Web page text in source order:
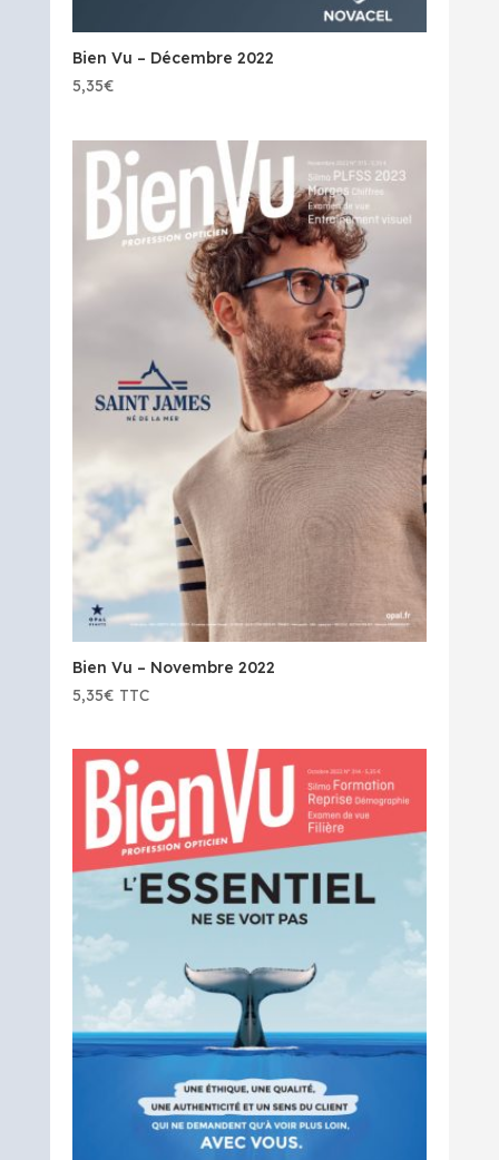
Bien Vu – Décembre 2022
5,35€
Bien Vu – Novembre 2022
5,35€ TTC